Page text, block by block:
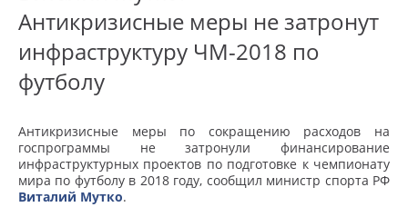
Антикризисные меры не затронут
инфраструктуру ЧМ-2018 по
футболу
Антикризисные меры по сокращению расходов на
госпрограммы не затронули финансирование
инфраструктурных проектов по подготовке к чемпионату
мира по футболу в 2018 году, сообщил министр спорта РФ
Виталий Мутко.